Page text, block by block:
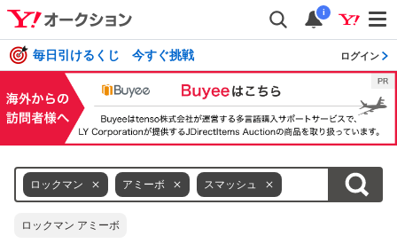
i
毎日引けるくじ 今すぐ挑戦 ログイン
ロックマン アミーボ スマッシュ
ロックマン アミーボ